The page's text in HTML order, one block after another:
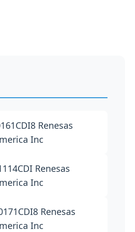
Renesas
Inc
Renesas
Inc
Renesas
Inc